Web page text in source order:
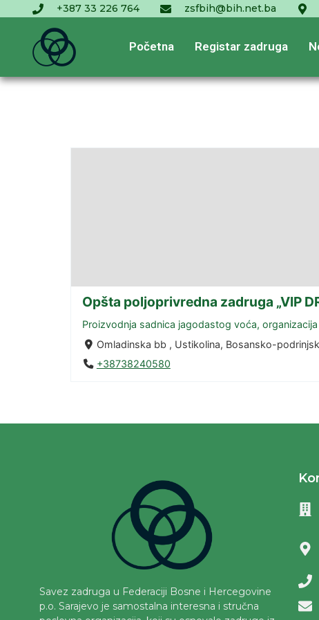
+387 33 226 764 zsfbih@bih.net.ba
Početna Registar zadruga
Opšta poljoprivredna zadruga „VIP
Proizvodnja sadnica jagodastog voća,
Omladinska bb , Ustikolina, Bosansko-
+38738240580
Savez zadruga u Federaciji Bosne i Hercegovine
p.o. Sarajevo je samostalna interesna i stručna